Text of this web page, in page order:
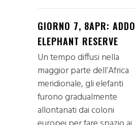
GIORNO 7, 8APR: ADDO
ELEPHANT RESERVE
Un tempo diffusi nella
maggior parte dell’Africa
meridionale, gli elefanti
furono gradualmente
allontanati dai coloni